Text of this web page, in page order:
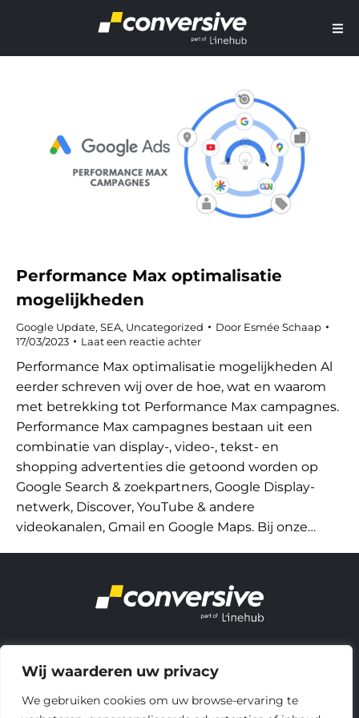
Wij waarderen uw privacy
We gebruiken cookies om uw browse-ervaring te
Performance Max optimalisatie
mogelijkheden
Google Update, SEA, Uncategorized Door Esmée Schaap
17/03/2023
Laat een reactie achter
Performance Max optimalisatie mogelijkheden Al
eerder schreven wij over de hoe, wat en waarom
met betrekking tot Performance Max campagnes.
Performance Max campagnes bestaan uit een
combinatie van display-, video-, tekst- en
shopping advertenties die getoond worden op
Google Search & zoekpartners, Google Display-
netwerk, Discover, YouTube & andere
videokanalen, Gmail en Google Maps. Bij onze…
Let’s talk
Linehub